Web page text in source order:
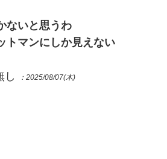
ないと思うわ
トマンにしか見えない
し ：2025/08/07(木)